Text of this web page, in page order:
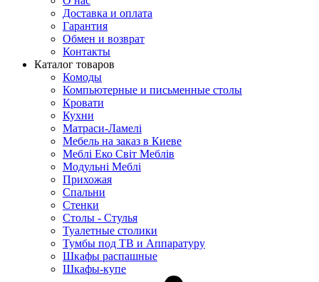
Доставка и оплата
Гарантия
Обмен и возврат
Контакты
Каталог товаров
Комоды
Компьютерные и письменные столы
Кровати
Кухни
Матраси-Ламелі
Мебель на заказ в Киеве
Меблі Еко Світ Меблів
Модульні Меблі
Прихожая
Спальни
Стенки
Столы - Стулья
Туалетные столики
Тумбы под ТВ и Аппаратуру
Шкафы распашные
Шкафы-купе